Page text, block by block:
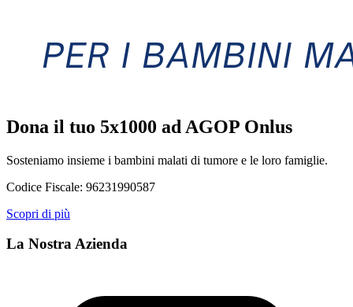
Dona il tuo 5x1000 ad AGOP Onlus
Sosteniamo insieme i bambini malati di tumore e le loro famiglie.
Codice Fiscale: 96231990587
Scopri di più
La Nostra Azienda